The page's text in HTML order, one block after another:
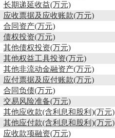
长期递延收益(万元)
应收票据及应收账款(万元)
合同资产(万元)
债权投资(万元)
其他债权投资(万元)
其他权益工具投资(万元)
其他非流动金融资产(万元)
应付票据及应付账款(万元)
合同负债(万元)
交易风险准备(万元)
其他应收款(含利息和股利)(万元)
其他应付款(含利息和股利)(万元)
应收款项融资(万元)